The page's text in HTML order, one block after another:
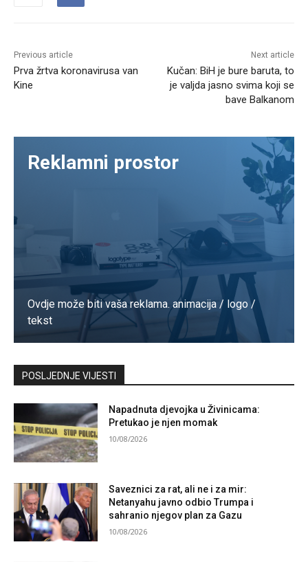
Previous article
Prva žrtva koronavirusa van
Kine
Next article
Kučan: BiH je bure baruta, to
je valjda jasno svima koji se
bave Balkanom
Reklamni prostor
Ovdje može biti vaša reklama. animacija / logo /
tekst
Kontaktirajte nas
POSLJEDNJE VIJESTI
Napadnuta djevojka u Živinicama:
Pretukao je njen momak
10/08/2026
Saveznici za rat, ali ne i za mir:
Netanyahu javno odbio Trumpa i
sahranio njegov plan za Gazu
10/08/2026